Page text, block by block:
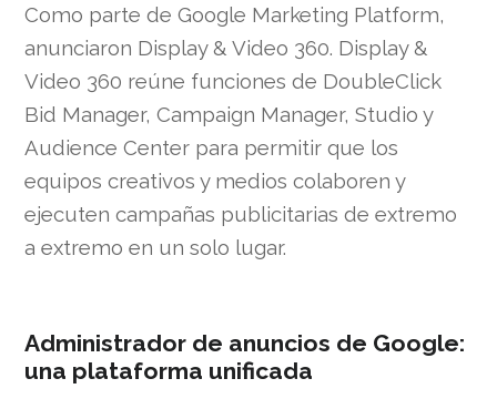
Como parte de Google Marketing Platform,
anunciaron Display & Video 360. Display &
Video 360 reúne funciones de DoubleClick
Bid Manager, Campaign Manager, Studio y
Audience Center para permitir que los
equipos creativos y medios colaboren y
ejecuten campañas publicitarias de extremo
a extremo en un solo lugar.
Administrador de anuncios de Google:
una plataforma unificada